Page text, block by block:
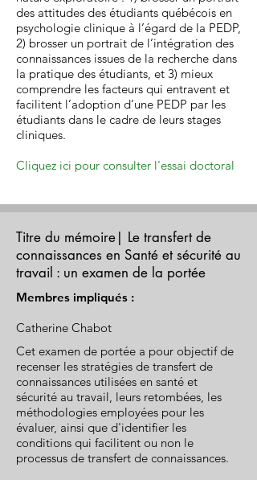
des attitudes des étudiants québécois en
psychologie clinique à l’égard de la PEDP,
2) brosser un portrait de l’intégration des
connaissances issues de la recherche dans
la pratique des étudiants, et 3) mieux
comprendre les facteurs qui entravent et
facilitent l’adoption d’une PEDP par les
étudiants dans le cadre de leurs stages
cliniques.
Cliquez ici pour consulter l'essai doctoral
Titre du mémoire| Le transfert de
connaissances en Santé et sécurité au
travail : un examen de la portée
Membres impliqués :
Catherine Chabot
Cet examen de portée a pour objectif de
recenser les stratégies de transfert de
connaissances utilisées en santé et
sécurité au travail, leurs retombées, les
méthodologies employées pour les
évaluer, ainsi que d'identifier les
conditions qui facilitent ou non le
processus de transfert de connaissances.